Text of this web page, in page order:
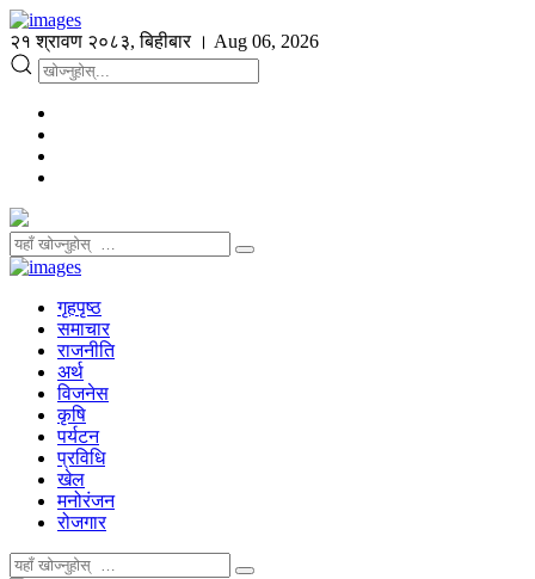
२१ श्रावण २०८३, बिहीबार । Aug 06, 2026
गृहपृष्ठ
समाचार
राजनीति
अर्थ
विजनेस
कृषि
पर्यटन
प्रविधि
खेल
मनोरंजन
रोजगार